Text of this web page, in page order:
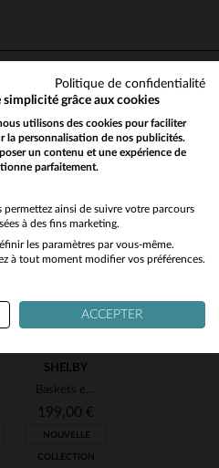
1
0
0
Tres belle veste
Avis du 06/11/2025
, suite à une
expérience du24/10/2025 par
UTILE(0) Signaler
look avec…
look de notre mannequin
SHELBY
Baskets en cuir Shelby couleur écru
199,00 €
NOUVELLE
COLLECTION
to our English site?
Politique de confidentialité
grâce aux cookies
utilisons des cookies pour faciliter
la personnalisation de nos publicités.
un contenu et une expérience de
parfaitement.
ainsi de suivre votre parcours
à des fins marketing.
les paramètres par vous-même.
à tout moment modifier vos préférences.
ACCEPTER